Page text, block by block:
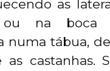
as
ou na boca
numa tábua,
as castanhas.